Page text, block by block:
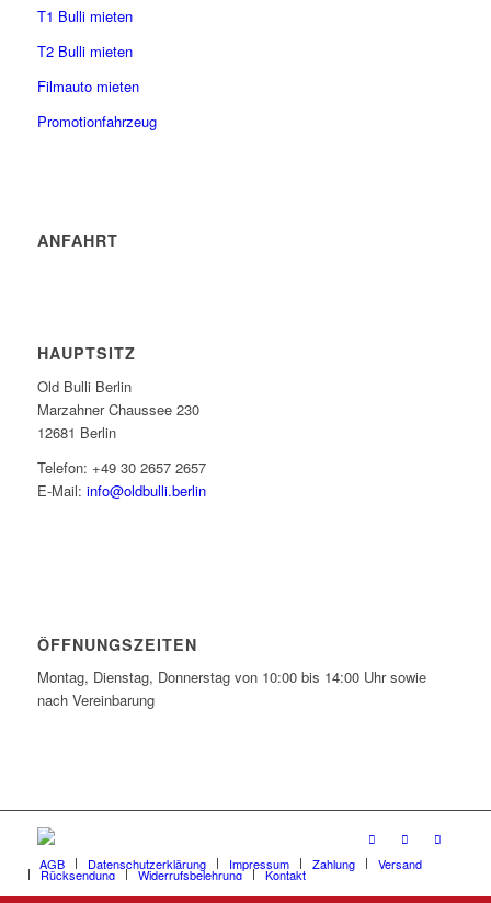
T1 Bulli mieten
T2 Bulli mieten
Filmauto mieten
Promotionfahrzeug
ANFAHRT
HAUPTSITZ
Old Bulli Berlin
Marzahner Chaussee 230
12681 Berlin
Telefon: +49 30 2657 2657
E-Mail: info@oldbulli.berlin
ÖFFNUNGSZEITEN
Montag, Dienstag, Donnerstag von 10:00 bis 14:00 Uhr sowie
nach Vereinbarung
AGB Datenschutzerklärung Impressum Zahlung Versand
Rücksendung Widerrufsbelehrung Kontakt